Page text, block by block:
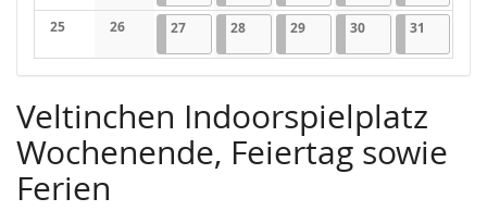
Keine Veranstaltungen
Keine Veranstaltungen
25
Keine Veranstaltungen
26
Keine Veranstaltungen
2727.08.2025
1 Veranstaltung
2828.08.2025
1 Veranstaltung
2929.08.2025
1 Veranstaltung
3030.08.2025
2 Veranstaltungen
31
Veltinchen Indoorspielplatz
Wochenende, Feiertag sowie
Ferien